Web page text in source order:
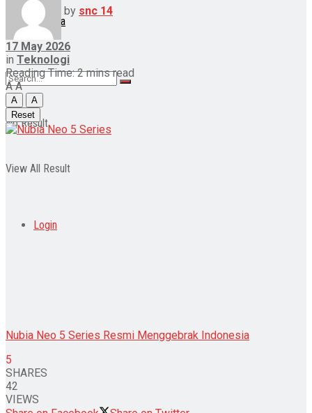
Lainnya
No Result
View All Result
Login
by snc 14
17 May 2026
in Teknologi
Reading Time: 2 mins read
A A
A
A
Reset
Nubia Neo 5 Series Resmi Menggebrak Indonesia
5
SHARES
42
VIEWS